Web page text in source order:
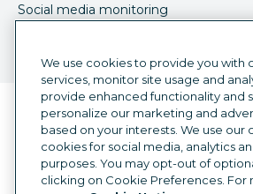
Social media monitoring
Sprachauswahl
German
©2026 Hootsuite Inc. Alle
Rechtsfragen
Trust Center
Cookie-Präferenzen
We use cookies to provide you with
services, monitor site usage and
provide enhanced functionality and
personalize our marketing and
based on your interests. We use our
cookies for social media, analytics
purposes. You may opt-out of
clicking on Cookie Preferences. For